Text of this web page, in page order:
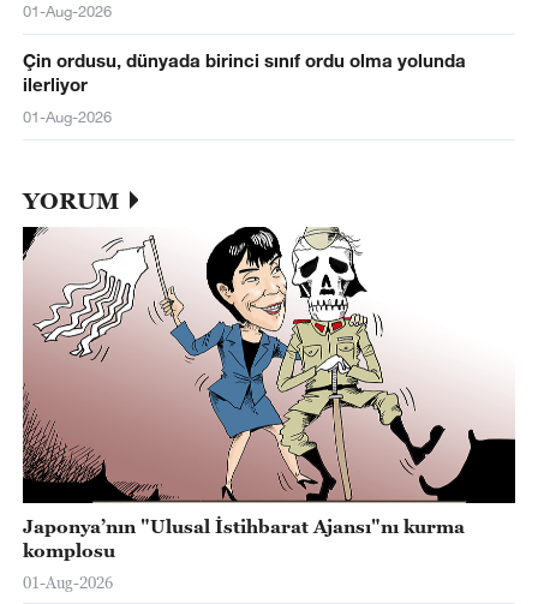
01-Aug-2026
Çin ordusu, dünyada birinci sınıf ordu olma yolunda
ilerliyor
01-Aug-2026
YORUM
Japonya’nın "Ulusal İstihbarat Ajansı"nı kurma
komplosu
01-Aug-2026